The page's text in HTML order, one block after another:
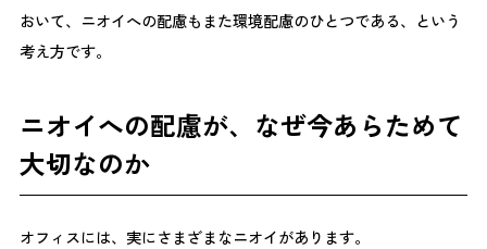
おいて、ニオイへの配慮もまた環境配慮のひとつである、という
考え方です。
ニオイへの配慮が、なぜ今あらためて
大切なのか
オフィスには、実にさまざまなニオイがあります。